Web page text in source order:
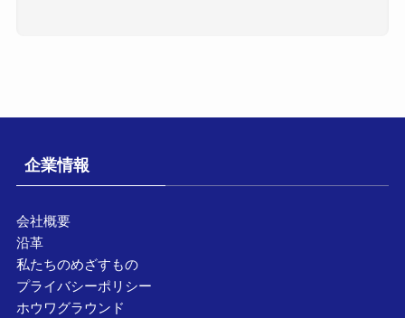
企業情報
会社概要
沿革
私たちのめざすもの
プライバシーポリシー
ホウワグラウンド